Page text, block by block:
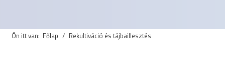
Ön itt van: Főlap Rekultiváció és tájbaillesztés